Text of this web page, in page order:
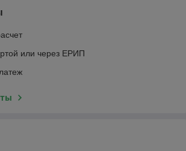
или через ЕРИП